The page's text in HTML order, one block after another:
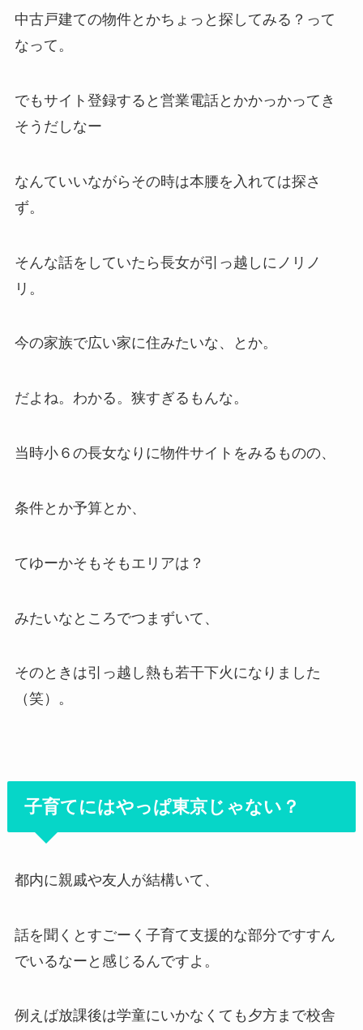
中古戸建ての物件とかちょっと探してみる？って
なって。
でもサイト登録すると営業電話とかかっかってき
そうだしなー
なんていいながらその時は本腰を入れては探さ
ず。
そんな話をしていたら長女が引っ越しにノリノ
リ。
今の家族で広い家に住みたいな、とか。
だよね。わかる。狭すぎるもんな。
当時小６の長女なりに物件サイトをみるものの、
条件とか予算とか、
てゆーかそもそもエリアは？
みたいなところでつまずいて、
そのときは引っ越し熱も若干下火になりました
（笑）。
子育てにはやっぱ東京じゃない？
都内に親戚や友人が結構いて、
話を聞くとすごーく子育て支援的な部分ですすん
でいるなーと感じるんですよ。
例えば放課後は学童にいかなくても夕方まで校舎